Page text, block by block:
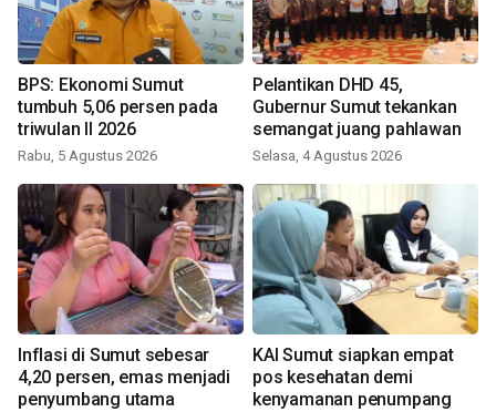
BPS: Ekonomi Sumut
tumbuh 5,06 persen pada
triwulan II 2026
Rabu, 5 Agustus 2026
Pelantikan DHD 45,
Gubernur Sumut tekankan
semangat juang pahlawan
Selasa, 4 Agustus 2026
Inflasi di Sumut sebesar
4,20 persen, emas menjadi
penyumbang utama
KAI Sumut siapkan empat
pos kesehatan demi
kenyamanan penumpang